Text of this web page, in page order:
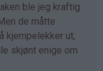
ble jeg kraftig
de måtte
kjempelekker ut,
skjønt enige om